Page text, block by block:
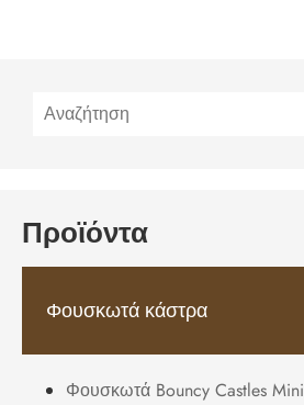
Προϊόντα
Φουσκωτά κάστρα
Φουσκωτά Bouncy Castles Mini